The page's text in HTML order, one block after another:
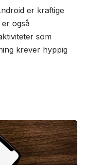
er kraftige
også
som
krever hyppig